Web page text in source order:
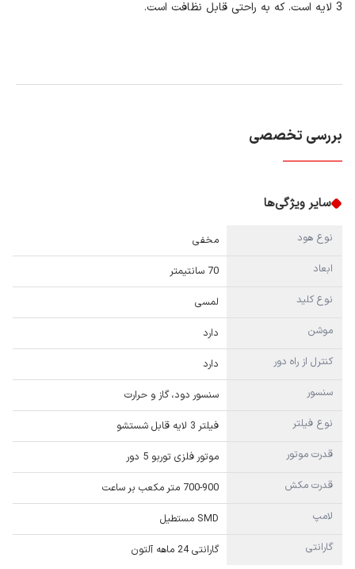
3 لایه است. که به راحتی قابل نظافت است.
بررسی تخصصی
سایر ویژگی‌ها
نوع هود
مخفی
ابعاد
70 سانتیمتر
نوع کلید
لمسی
موشن
دارد
کنترل از راه دور
دارد
سنسور
سنسور دود، گاز و حرارت
نوع فیلتر
فیلتر 3 لایه قابل شستشو
قدرت موتور
موتور فلزی توربو 5 دور
قدرت مکش
700-900 متر مکعب بر ساعت
لامپ
SMD مستطیل
گارانتی
گارانتی 24 ماهه آلتون